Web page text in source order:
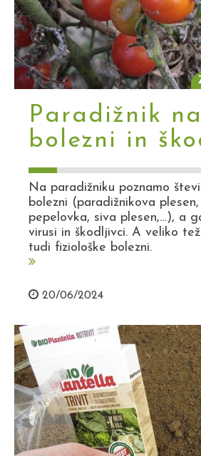
Paradižnik
bolezni in
Na paradižniku poznamo
bolezni (paradižnikova
pepelovka, siva plesen,…), a
virusi in škodljivci. A veliko
tudi fiziološke bolezni.
20/06/2024